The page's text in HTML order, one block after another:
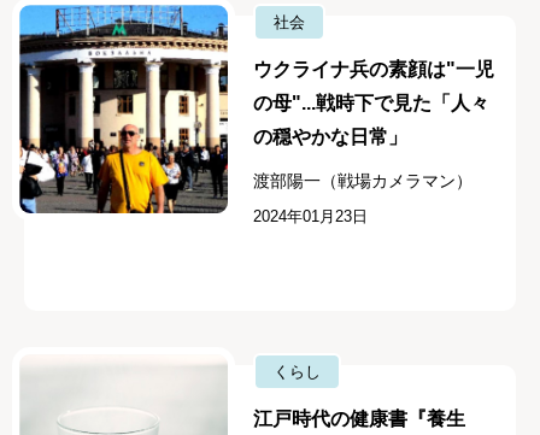
社会
ウクライナ兵の素顔は"一児
の母"...戦時下で見た「人々
の穏やかな日常」
渡部陽一（戦場カメラマン）
2024年01月23日
くらし
江戸時代の健康書『養生